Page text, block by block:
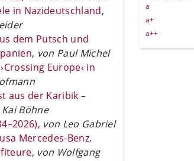
in Nazideutschland,
dem Putsch und
, von Paul Michel
Europe‹ in
aus der Karibik –
Böhne
, von Leo Gabriel
Mercedes-Benz.
, von Wolfgang
a
a+
a++